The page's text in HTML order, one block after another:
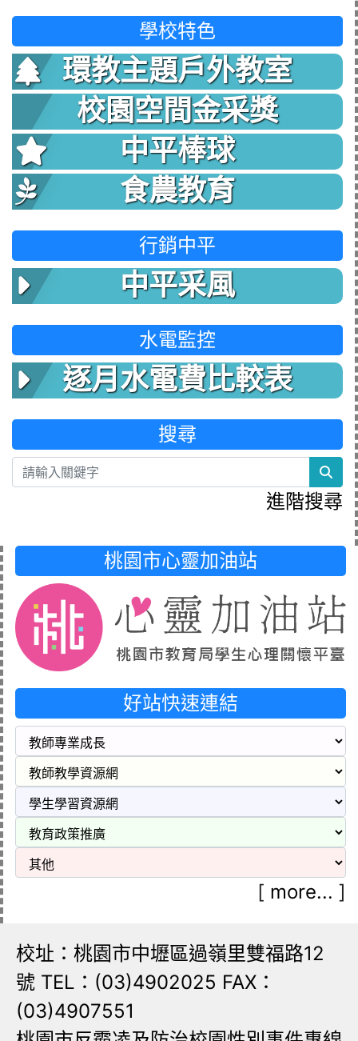
學校特色
環教主題戶外教室
校園空間金采獎
中平棒球
食農教育
行銷中平
中平采風
水電監控
逐月水電費比較表
搜尋
進階搜尋
桃園市心靈加油站
好站快速連結
[ more... ]
校址：桃園市中壢區過嶺里雙福路12
號 TEL：(03)4902025 FAX：
(03)4907551